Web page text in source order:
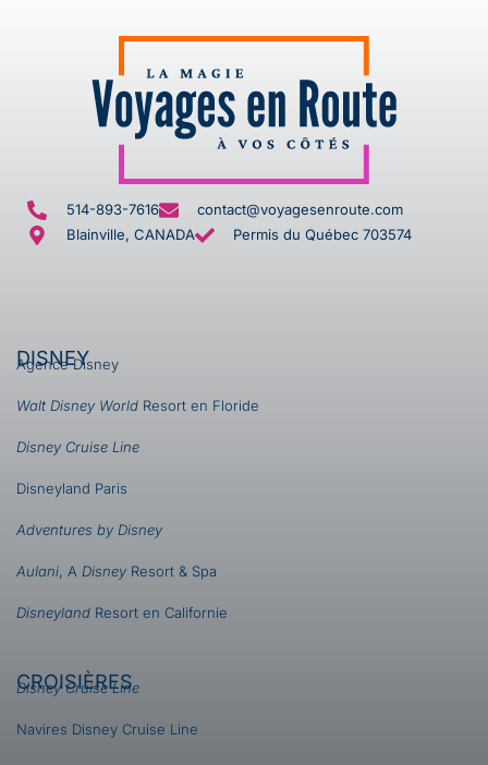
514-893-7616
contact@voyagesenroute.com
Blainville, CANADA
Permis du Québec 703574
DISNEY
Agence Disney
Walt Disney World Resort en Floride
Disney Cruise Line
Disneyland Paris
Adventures by Disney
Aulani, A Disney Resort & Spa
Disneyland Resort en Californie
CROISIÈRES
Disney Cruise Line
Navires Disney Cruise Line